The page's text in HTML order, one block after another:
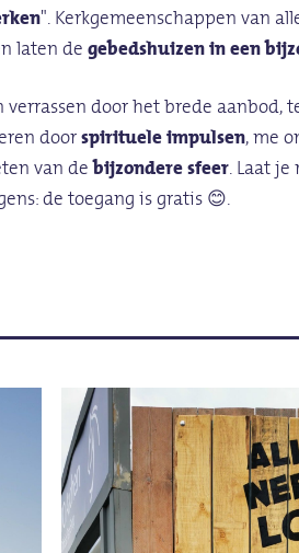
". Kerkgemeenschappen van
laten degebedshuizen in een
door het brede aanbod,
doorspirituele impulsen, me
van debijzondere sfeer. Laat
de toegang is gratis 😊.